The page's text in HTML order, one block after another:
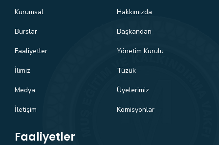
Kurumsal
Burslar
Faaliyetler
İlimiz
Medya
İletişim
Hakkımızda
Başkandan
Yönetim Kurulu
Tüzük
Üyelerimiz
Komisyonlar
Faaliyetler